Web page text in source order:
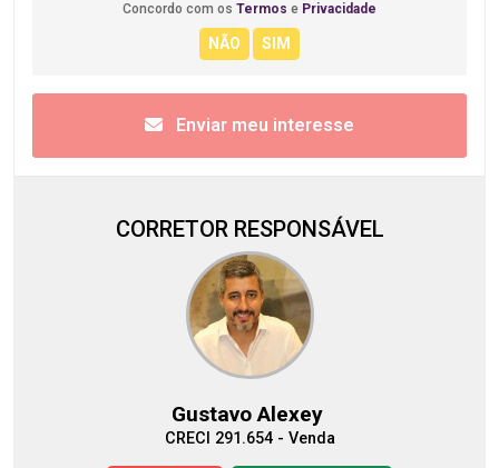
Concordo com os Termos e Privacidade
Enviar meu interesse
CORRETOR RESPONSÁVEL
Gustavo Alexey
CRECI 291.654 - Venda